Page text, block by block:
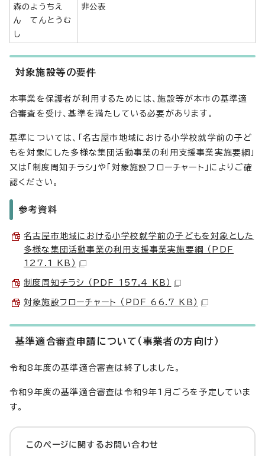
森のようちえ
ん てんとうむ
し
非公表
対象施設等の要件
本事業を保護者が利用するためには、施設等が本市の基準適
合審査を受け、基準を満たしている必要があります。
基準については、「名古屋市地域における小学校就学前の子ど
もを対象にした多様な集団活動事業の利用支援事業実施要綱」
又は「制度周知チラシ」や「対象施設フローチャート」によりご確
認ください。
参考資料
名古屋市地域における小学校就学前の子どもを対象とした
多様な集団活動事業の利用支援事業実施要綱 （PDF
127.1 KB）
制度周知チラシ （PDF 157.4 KB）
対象施設フローチャート （PDF 66.7 KB）
基準適合審査申請について（事業者の方向け）
令和8年度の基準適合審査は終了しました。
令和9年度の基準適合審査は令和9年1月ごろを予定していま
す。
このページに関する お問い合わせ